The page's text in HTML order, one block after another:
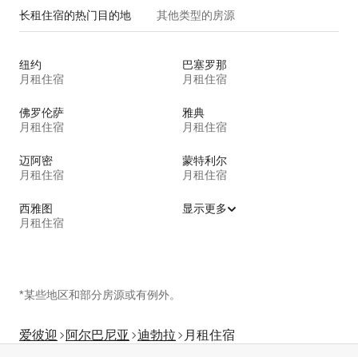
长租住宿的热门目的地 其他类型的房源
纽约
月租住宿
巴塞罗那
月租住宿
佛罗伦萨
月租住宿
雅典
月租住宿
迈阿密
月租住宿
蒙特利尔
月租住宿
西雅图
月租住宿
显示更多
*某些地区和部分房源或有例外。
爱彼迎 阿尔巴尼亚 迪勃拉 月租住宿